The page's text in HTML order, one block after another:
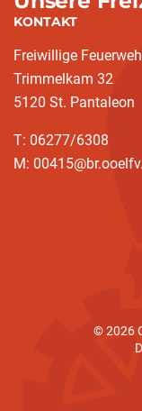
KONTAKT
Freiwillige
Trimmelkam 32
5120 St. Pantaleon
T: 06277/6308
M:
© 2026